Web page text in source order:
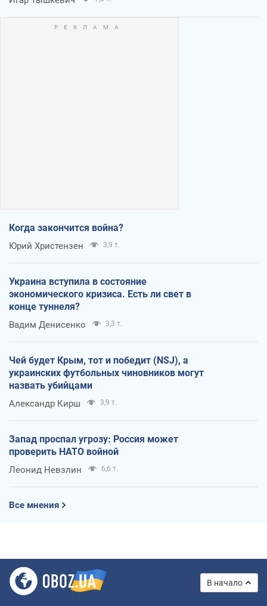
Когда закончится война?
Юрий Христензен 3,9 т.
Украина вступила в состояние
экономического кризиса. Есть ли свет в
конце туннеля?
Вадим Денисенко 3,3 т.
Чей будет Крым, тот и победит (NSJ), а
украинских футбольных чиновников могут
назвать убийцами
Александр Кирш 3,9 т.
Запад проспал угрозу: Россия может
проверить НАТО войной
Леонид Невзлин 6,6 т.
Все мнения
В начало